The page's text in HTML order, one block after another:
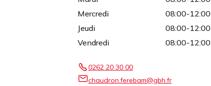
Mercredi
08:00-12:00
Jeudi
08:00-12:00
Vendredi
08:00-12:00
0262 20 30 00
chaudron.ferebam@gbh.fr